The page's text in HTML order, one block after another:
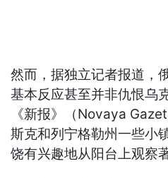
然而，据独立记者报道，
基本反应甚至并非仇恨乌
《新报》（Novaya
斯克和列宁格勒州一些小
饶有兴趣地从阳台上观察